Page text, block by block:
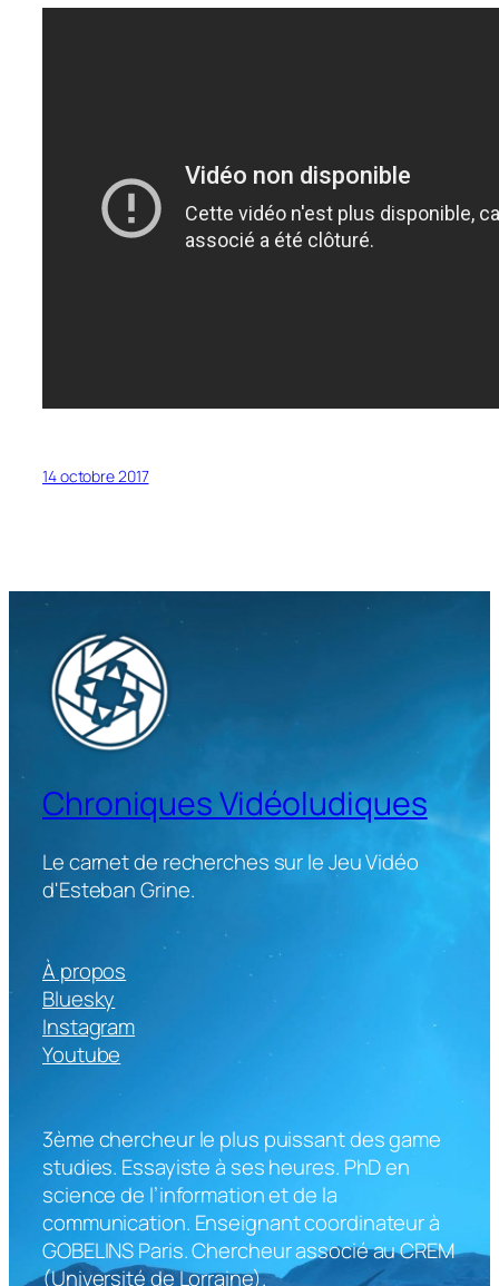
14 octobre 2017
Chroniques Vidéoludiques
Le carnet de recherches sur le Jeu Vidéo
d'Esteban Grine.
À propos
Bluesky
Instagram
Youtube
3ème chercheur le plus puissant des game
studies. Essayiste à ses heures. PhD en
science de l’information et de la
communication. Enseignant coordinateur à
GOBELINS Paris. Chercheur associé au CREM
(Université de Lorraine).